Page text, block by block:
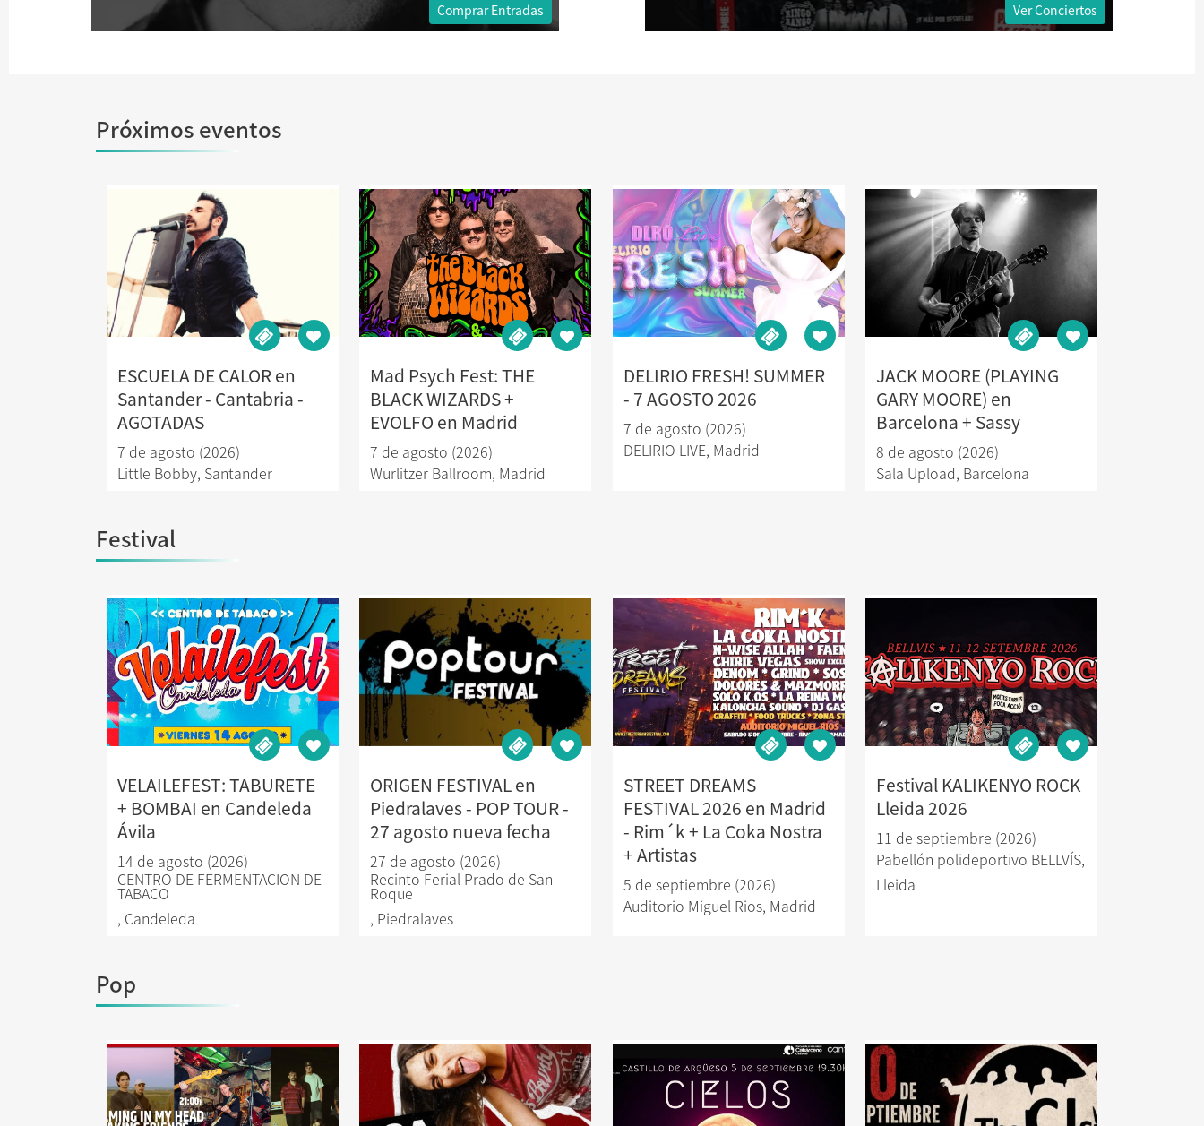
Comprar Entradas Ver Conciertos
Próximos eventos
ESCUELA DE CALOR en
Santander - Cantabria -
AGOTADAS
7 de agosto (2026)
Little Bobby, Santander
Mad Psych Fest: THE
BLACK WIZARDS +
EVOLFO en Madrid
7 de agosto (2026)
Wurlitzer Ballroom, Madrid
DELIRIO FRESH! SUMMER
- 7 AGOSTO 2026
7 de agosto (2026)
DELIRIO LIVE, Madrid
JACK MOORE (PLAYING
GARY MOORE) en
Barcelona + Sassy
8 de agosto (2026)
Sala Upload, Barcelona
Festival
VELAILEFEST: TABURETE
+ BOMBAI en Candeleda
Ávila
14 de agosto (2026)
CENTRO DE FERMENTACION DE
TABACO
, Candeleda
ORIGEN FESTIVAL en
Piedralaves - POP TOUR -
27 agosto nueva fecha
27 de agosto (2026)
Recinto Ferial Prado de San
Roque
, Piedralaves
STREET DREAMS
FESTIVAL 2026 en Madrid
- Rim´k + La Coka Nostra
+ Artistas
5 de septiembre (2026)
Auditorio Miguel Rios, Madrid
Festival KALIKENYO ROCK
Lleida 2026
11 de septiembre (2026)
Pabellón polideportivo BELLVÍS,
Lleida
Pop